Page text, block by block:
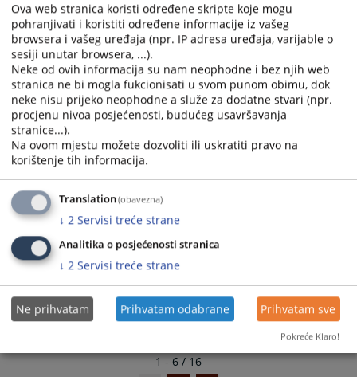
a
date.
Press
the
question
mark
key
to
get
keyboard
shortcuts
changing
dates.
a
date.
Press
the
question
mark
key
to
shortcuts
for
changing
dates.
03.10.2024.
Izmjena Plana javnih nabavki Općinskog suda u Gračanici
za 2024. godinu I
20.03.2024.
Plan javnih nabavki Općinskog suda u Gračanici za 2024.
godinu
24.10.2023.
Izmjena Plana javnih nabavki Općinskog suda u Gračanici
za 2023. godinu V
21.09.2023.
Izmjena Plana javnih nabavki Općinskog suda u Gračanici
za 2023. godinu IV
1 - 6 / 16
Ova web stranica koristi određene skripte koje mogu
pohranjivati i koristiti određene informacije iz vašeg
browsera i vašeg uređaja (npr. IP adresa uređaja, varijable o
sesiji unutar browsera, ...).
Neke od ovih informacija su nam neophodne i bez njih web
stranica ne bi mogla fukcionisati u svom punom obimu, dok
neke nisu prijeko neophodne a služe za dodatne stvari (npr.
procjenu nivoa posjećenosti, budućeg usavršavanja
stranice...).
Na ovom mjestu možete dozvoliti ili uskratiti pravo na
korištenje tih informacija.
Translation(obavezna)
↓ 2 Servisi treće strane
Analitika o posjećenosti stranica
↓ 2 Servisi treće strane
Ne prihvatam Prihvatam odabrane Prihvatam sve
Pokreće Klaro!